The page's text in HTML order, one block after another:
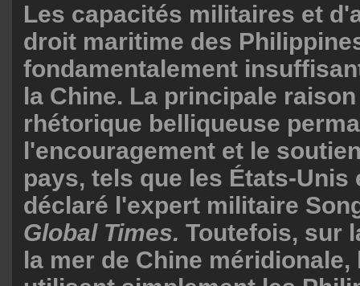
Les capacités militaires et
droit maritime des
fondamentalement
la Chine. La principale
rhétorique belliqueuse
l'encouragement et le
pays, tels que les États-Unis
déclaré l'expert militaire
Global Times. Toutefois, sur
la mer de Chine